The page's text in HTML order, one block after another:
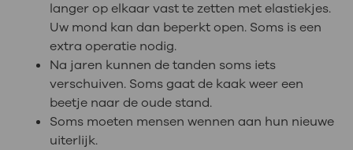
langer op elkaar vast te zetten met elastiekjes.
Uw mond kan dan beperkt open. Soms is een
extra operatie nodig.
Na jaren kunnen de tanden soms iets
verschuiven. Soms gaat de kaak weer een
beetje naar de oude stand.
Soms moeten mensen wennen aan hun nieuwe
uiterlijk.